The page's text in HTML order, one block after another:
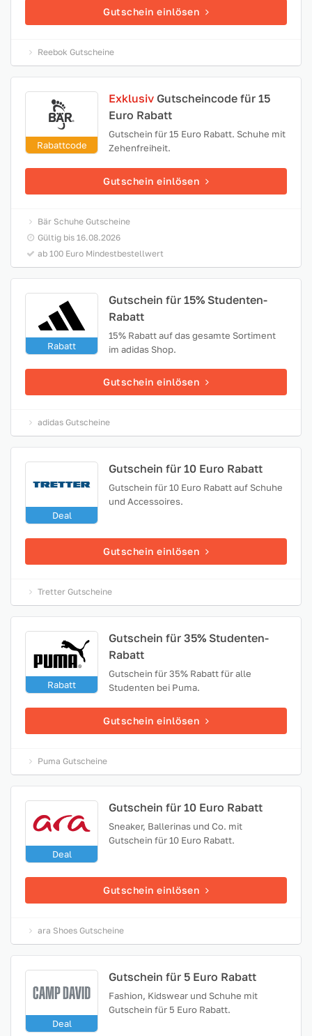
Gutschein einlösen
Reebok Gutscheine
Rabattcode
Exklusiv Gutscheincode für 15
Euro Rabatt
Gutschein für 15 Euro Rabatt. Schuhe mit
Zehenfreiheit.
Gutschein einlösen
Bär Schuhe Gutscheine
Gültig bis 16.08.2026
ab 100 Euro Mindestbestellwert
Rabatt
Gutschein für 15% Studenten-
Rabatt
15% Rabatt auf das gesamte Sortiment
im adidas Shop.
Gutschein einlösen
adidas Gutscheine
Deal
Gutschein für 10 Euro Rabatt
Gutschein für 10 Euro Rabatt auf Schuhe
und Accessoires.
Gutschein einlösen
Tretter Gutscheine
Rabatt
Gutschein für 35% Studenten-
Rabatt
Gutschein für 35% Rabatt für alle
Studenten bei Puma.
Gutschein einlösen
Puma Gutscheine
Deal
Gutschein für 10 Euro Rabatt
Sneaker, Ballerinas und Co. mit
Gutschein für 10 Euro Rabatt.
Gutschein einlösen
ara Shoes Gutscheine
Deal
Gutschein für 5 Euro Rabatt
Fashion, Kidswear und Schuhe mit
Gutschein für 5 Euro Rabatt.